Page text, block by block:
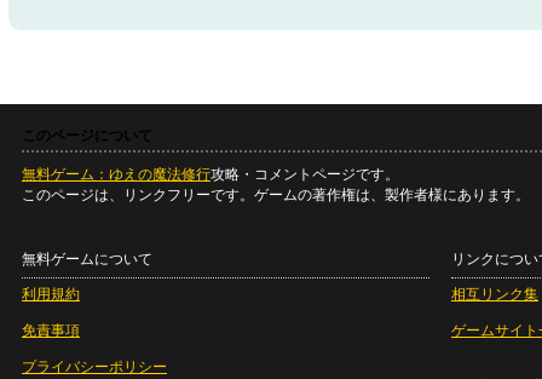
このページについて
無料ゲーム：ゆえの魔法修行攻略・コメントページです。
このページは、リンクフリーです。ゲームの著作権は、製作者様にあります。
無料ゲームについて
利用規約
免責事項
プライバシーポリシー
リンクについ
相互リンク集
ゲームサイト